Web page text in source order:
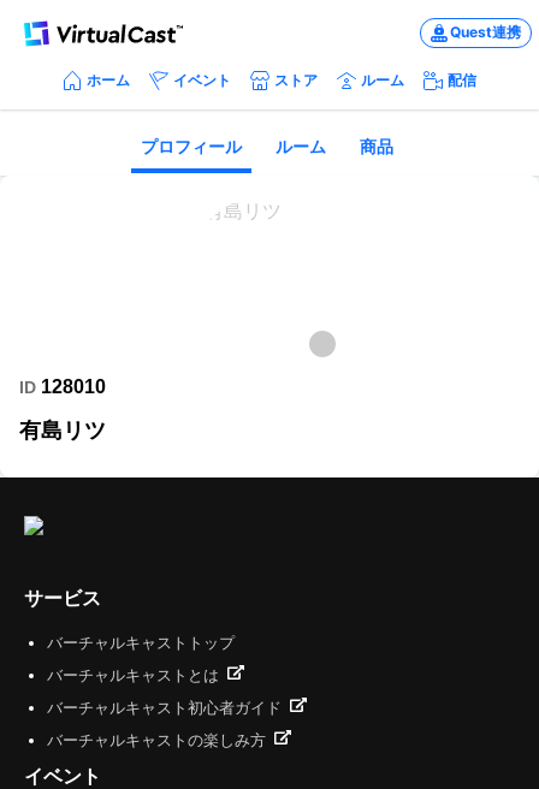
Quest連携
ホーム イベント ストア ルーム 配信
プロフィール ルーム 商品
ID 128010
有島リツ
サービス
バーチャルキャストトップ
バーチャルキャストとは
バーチャルキャスト初心者ガイド
バーチャルキャストの楽しみ方
イベント